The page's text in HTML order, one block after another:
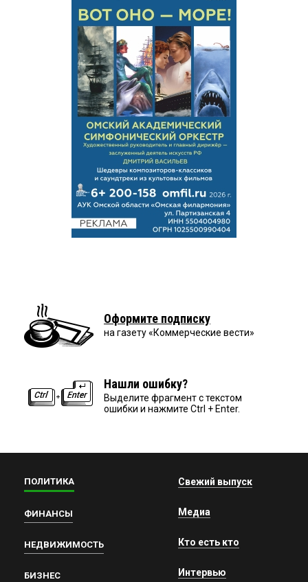
Оформите подписку
на газету «Коммерческие вести»
Нашли ошибку?
Выделите фрагмент с текстом
ошибки и нажмите Ctrl + Enter.
ПОЛИТИКА
ФИНАНСЫ
НЕДВИЖИМОСТЬ
БИЗНЕС
Свежий выпуск
Медиа
Кто есть кто
Интервью